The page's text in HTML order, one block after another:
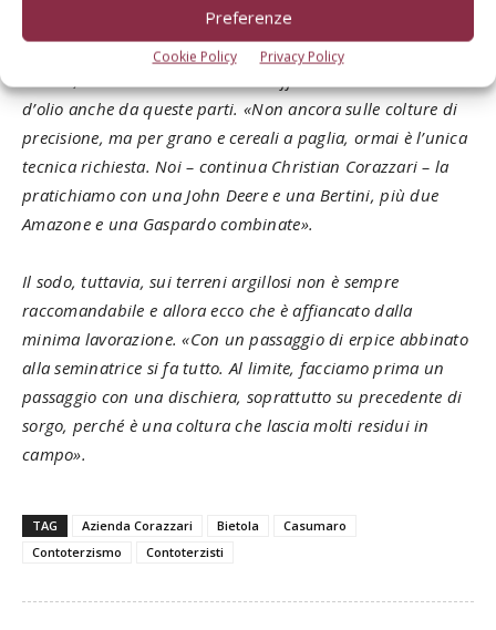
Preferenze
Cookie Policy Privacy Policy
Pur essendo in Emilia Romagna, pur essendo in terra da
d’olio anche da queste parti. «Non ancora sulle colture di
precisione, ma per grano e cereali a paglia, ormai è l’unica
tecnica richiesta. Noi – continua Christian Corazzari – la
pratichiamo con una John Deere e una Bertini, più due
Amazone e una Gaspardo combinate».
Il sodo, tuttavia, sui terreni argillosi non è sempre
raccomandabile e allora ecco che è affiancato dalla
minima lavorazione. «Con un passaggio di erpice abbinato
alla seminatrice si fa tutto. Al limite, facciamo prima un
passaggio con una dischiera, soprattutto su precedente di
sorgo, perché è una coltura che lascia molti residui in
campo».
TAG Azienda Corazzari Bietola
Casumaro
Contoterzismo
Contoterzisti